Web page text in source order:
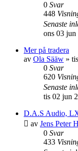
0 Svar
448
Senaste
ons 03
Mer på tradera
av Ola Sääw »
0 Svar
620
Senaste
tis 02 jun
D.A.S Audio,
av Jens Peter
0 Svar
433